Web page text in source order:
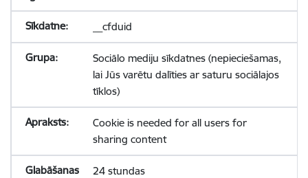
__cfduid
Sociālo mediju sīkdatnes (nepieciešamas,
lai Jūs varētu dalīties ar saturu sociālajos
tīklos)
Cookie is needed for all users for
sharing content
24 stundas